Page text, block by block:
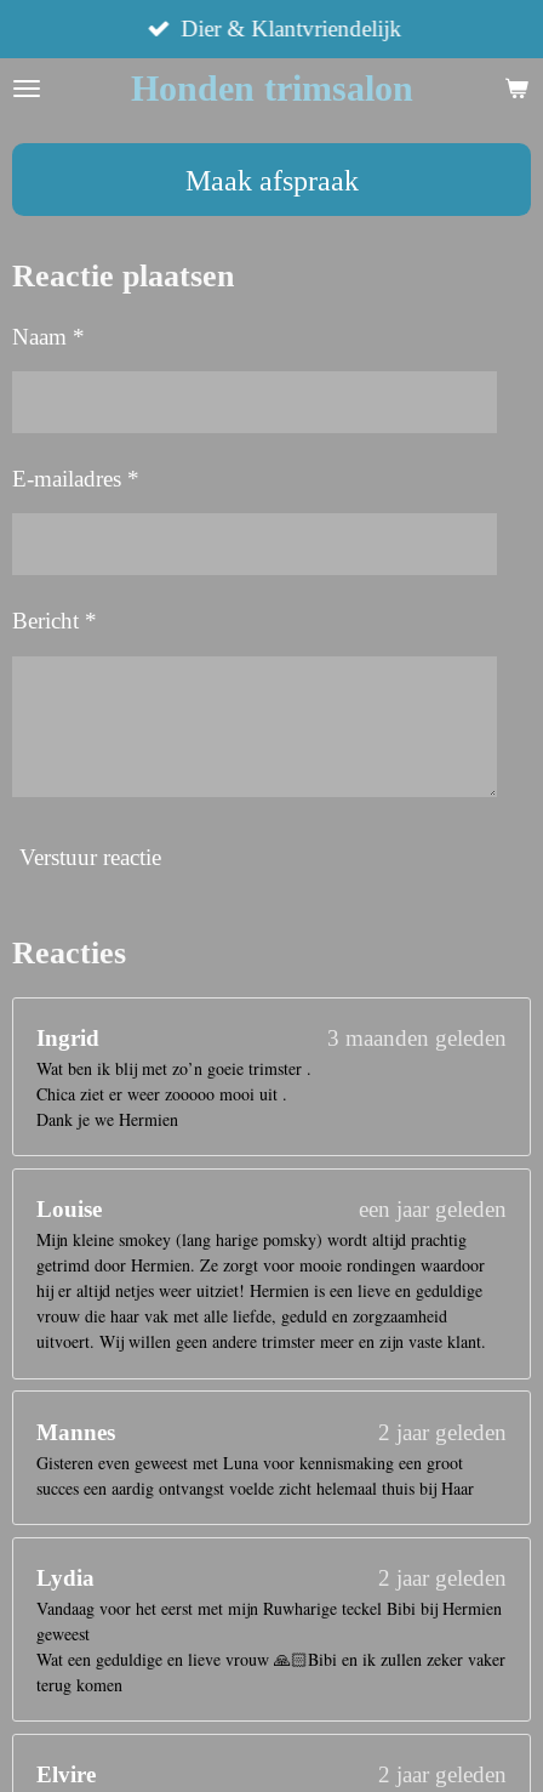
direct
naar
Honden trimsalon
Dier & Klantvriendelijk
Maak afspraak
Reactie plaatsen
Naam *
E-mailadres *
Bericht *
Verstuur reactie
Reacties
Ingrid 3 maanden geleden
Wat ben ik blij met zo’n goeie trimster .
Chica ziet er weer zooooo mooi uit .
Dank je we Hermien
Louise een jaar geleden
Mijn kleine smokey (lang harige pomsky) wordt altijd prachtig
getrimd door Hermien. Ze zorgt voor mooie rondingen waardoor
hij er altijd netjes weer uitziet! Hermien is een lieve en geduldige
vrouw die haar vak met alle liefde, geduld en zorgzaamheid
uitvoert. Wij willen geen andere trimster meer en zijn vaste klant.
Mannes 2 jaar geleden
Gisteren even geweest met Luna voor kennismaking een groot
succes een aardig ontvangst voelde zicht helemaal thuis bij Haar
Lydia 2 jaar geleden
Vandaag voor het eerst met mijn Ruwharige teckel Bibi bij Hermien
geweest
Wat een geduldige en lieve vrouw 🙏🏻Bibi en ik zullen zeker vaker
terug komen
Elvire 2 jaar geleden